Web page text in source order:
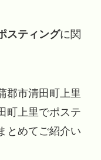
スティングに関
郡市清田町上里
町上里でポステ
とめてご紹介い